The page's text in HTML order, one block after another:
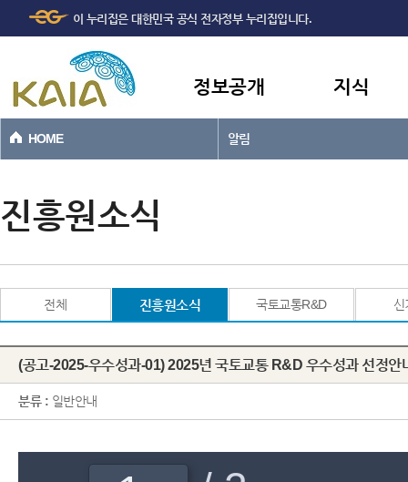
본문바로가기
이 누리집은 대한민국 공식 전자정부 누리집입니다.
정보공개 지식
HOME 알림
진흥원소식
전체 진흥원소식 국토교통R&D 신
(공고-2025-우수성과-01) 2025년 국토교통 R&D 우수성과 선정안
분류 : 일반안내